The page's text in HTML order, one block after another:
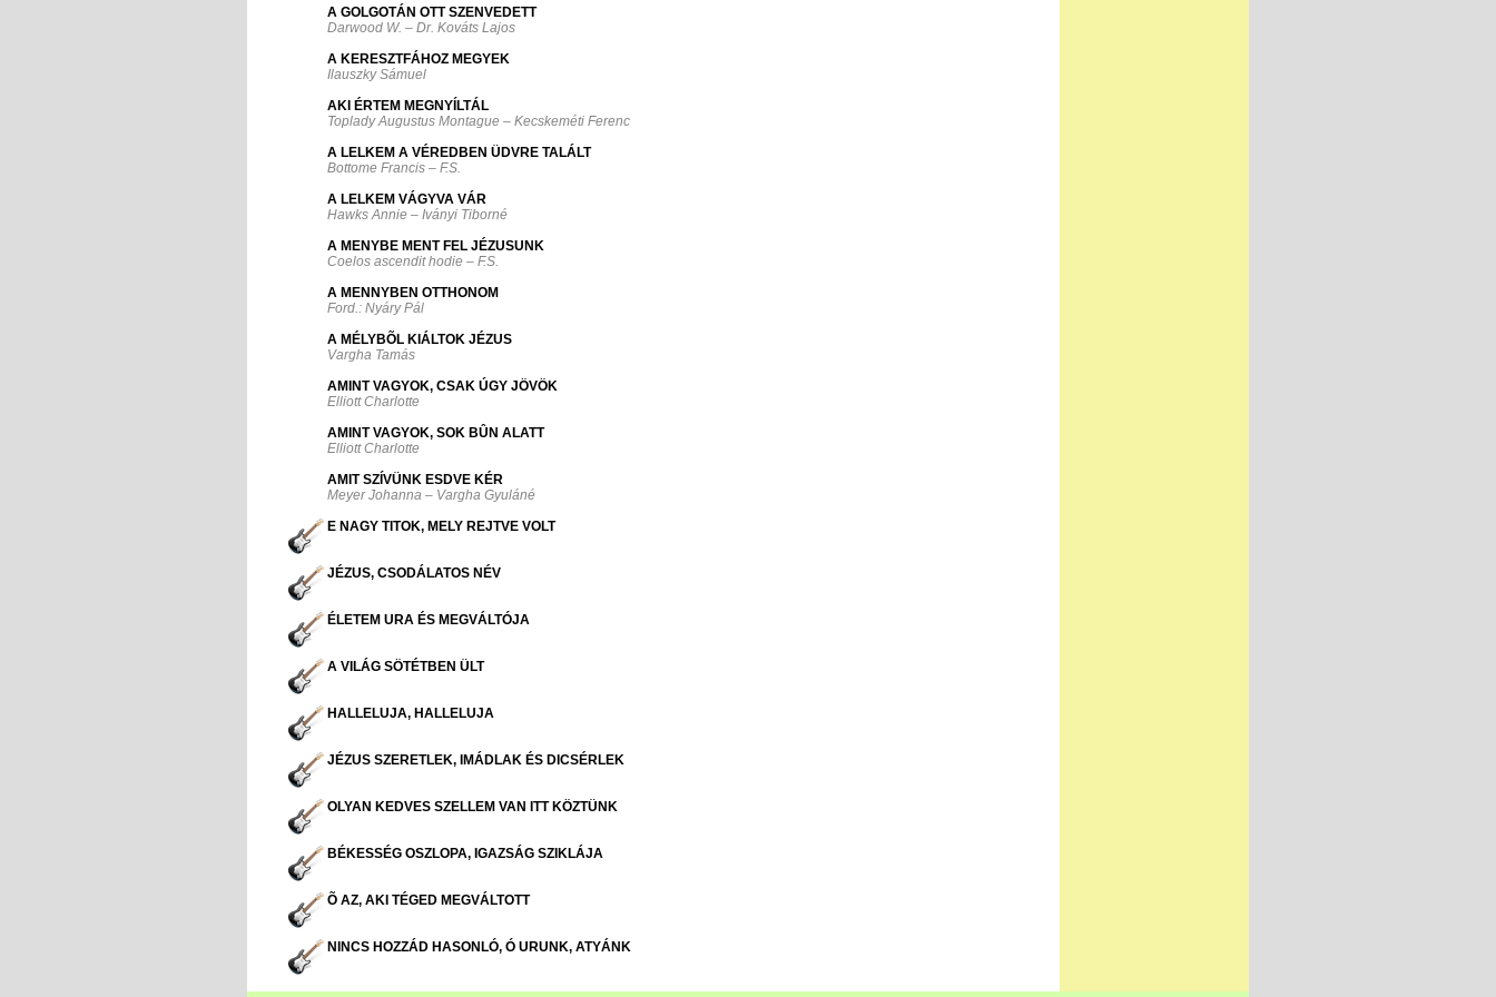
A GOLGOTÁN OTT SZENVEDETT
Darwood W. – Dr. Kováts Lajos
A KERESZTFÁHOZ MEGYEK
Ilauszky Sámuel
AKI ÉRTEM MEGNYÍLTÁL
Toplady Augustus Montague – Kecskeméti Ferenc
A LELKEM A VÉREDBEN ÜDVRE TALÁLT
Bottome Francis – F.S.
A LELKEM VÁGYVA VÁR
Hawks Annie – Iványi Tiborné
A MENYBE MENT FEL JÉZUSUNK
Coelos ascendit hodie – F.S.
A MENNYBEN OTTHONOM
Ford.: Nyáry Pál
A MÉLYBÕL KIÁLTOK JÉZUS
Vargha Tamás
AMINT VAGYOK, CSAK ÚGY JÖVÖK
Elliott Charlotte
AMINT VAGYOK, SOK BÛN ALATT
Elliott Charlotte
AMIT SZÍVÜNK ESDVE KÉR
Meyer Johanna – Vargha Gyuláné
E NAGY TITOK, MELY REJTVE VOLT
JÉZUS, CSODÁLATOS NÉV
ÉLETEM URA ÉS MEGVÁLTÓJA
A VILÁG SÖTÉTBEN ÜLT
HALLELUJA, HALLELUJA
JÉZUS SZERETLEK, IMÁDLAK ÉS DICSÉRLEK
OLYAN KEDVES SZELLEM VAN ITT KÖZTÜNK
BÉKESSÉG OSZLOPA, IGAZSÁG SZIKLÁJA
Õ AZ, AKI TÉGED MEGVÁLTOTT
NINCS HOZZÁD HASONLÓ, Ó URUNK, ATYÁNK